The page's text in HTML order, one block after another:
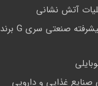
آتش نشانی
دوربین های حرارتی فوق پیشرفته صنعتی سری G برند
صنایع غذایی و دارویی